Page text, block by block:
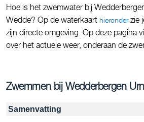
Hoe is het zwemwater bij
Wedde? Op de waterkaart hieronderzie
zijn directe omgeving. Op deze pagina
over het actuele weer, onderaan de
Zwemmen bij Wedderbergen
Samenvatting